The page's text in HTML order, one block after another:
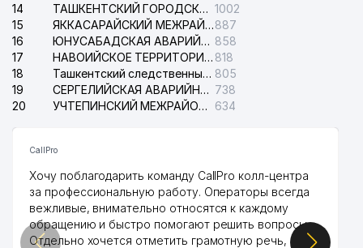
14
ТАШКЕНТСКИЙ ГОРОДСКОЙ СУД ПО ГРАЖДАНСКИМ ДЕЛАМ 1002
15
ЯККАСАРАЙСКИЙ МЕЖРАЙОННЫЙ СУД ПО ГРАЖДАНСКИМ ДЕЛАМ887
16
ЮНУСАБАДСКАЯ АВАРИЙНАЯ СЛУЖБА ЭЛЕКТРОСЕТИ 858
17
НАВОИЙСКОЕ ТЕРРИТОРИАЛЬНОЕ ПРЕДПРИЯТИЕ ЭЛЕКТРОСЕТИ АО 818
18
Ташкентский следственный изолятор 805
19
СЕРГЕЛИЙСКАЯ АВАРИЙНАЯ СЛУЖБА ЭЛЕКТРОСЕТИ 738
20
УЧТЕПИНСКИЙ МЕЖРАЙОННЫЙ СУД ПО ГРАЖДАНСКИМ ДЕЛАМ 634
CallPro
Хочу поблагодарить команду CallPro колл-центра
за профессиональную работу. Операторы всегда
вежливые, внимательно относятся к каждому
обращению и быстро помогают решить вопросы.
Отдельно хочется отметить грамотную речь,